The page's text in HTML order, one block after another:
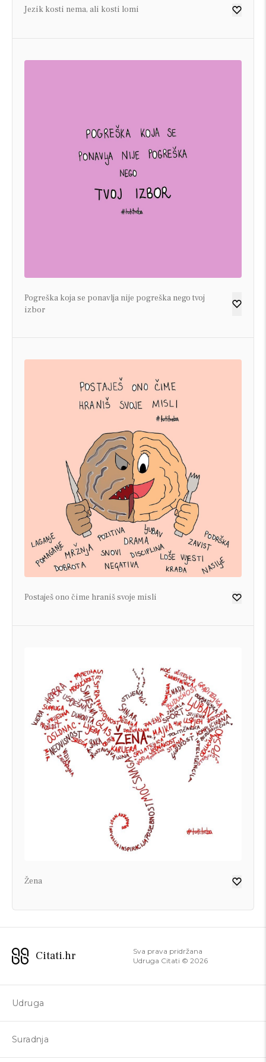
Jezik kosti nema, ali kosti lomi
Pogreška koja se ponavlja nije pogreška nego tvoj
izbor
Postaješ ono čime hraniš svoje misli
Žena
Citati.hr
Sva prava pridržana
Udruga Citati © 2026
Udruga
Suradnja